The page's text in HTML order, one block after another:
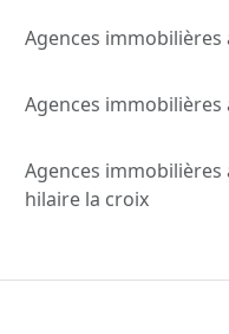
Agences immobilières
Agences immobilières
Agences immobilières
hilaire la croix